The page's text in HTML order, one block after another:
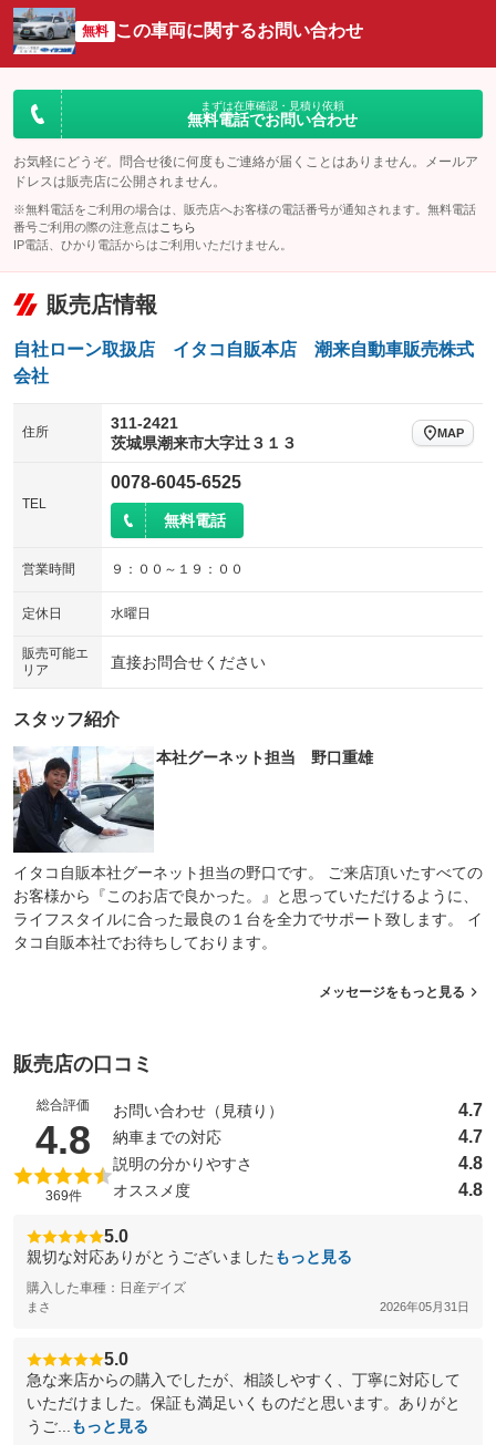
サイドカメラ
：装備なし ルーフレール
：装備なし
エアサスペンション ヘッドライトウォッシャー
無料 この車両に関するお問い合わせ
まずは在庫確認・見積り依頼
無料電話でお問い合わせ
お気軽にどうぞ。問合せ後に何度もご連絡が届くことはありません。メールア
ドレスは販売店に公開されません。
※無料電話をご利用の場合は、販売店へお客様の電話番号が通知されます。無料電話
番号ご利用の際の注意点は こちら
IP電話、ひかり電話からはご利用いただけません。
販売店情報
自社ローン取扱店 イタコ自販本店 潮来自動車販売株式
会社
住所
311-2421
茨城県潮来市大字辻３１３
MAP
TEL
0078-6045-6525
無料電話
営業時間 ９：００～１９：００
定休日 水曜日
販売可能エ
リア
直接お問合せください
スタッフ紹介
本社グーネット担当 野口重雄
イタコ自販本社グーネット担当の野口です。 ご来店頂いたすべての
お客様から『このお店で良かった。』と思っていただけるように、
ライフスタイルに合った最良の１台を全力でサポート致します。 イ
タコ自販本社でお待ちしております。
メッセージをもっと見る
販売店の口コミ
総合評価
4.8 （5点満点中）
369件
お問い合わせ（見積り） 4.7
納車までの対応 4.7
説明の分かりやすさ 4.8
オススメ度 4.8
5.0
親切な対応ありがとうございました もっと見る
購入した車種：日産デイズ
まさ 2026年05月31日
5.0
急な来店からの購入でしたが、相談しやすく、丁寧に対応して
いただけました。保証も満足いくものだと思います。ありがと
うご...
もっと見る